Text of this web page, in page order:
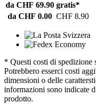
da CHF 69.90 gratis*
da CHF 0.00 CHF 8.90
* Questi costi di spedizione
Potrebbero esserci costi
dimensioni o delle
informazioni sono indicate
prodotto.